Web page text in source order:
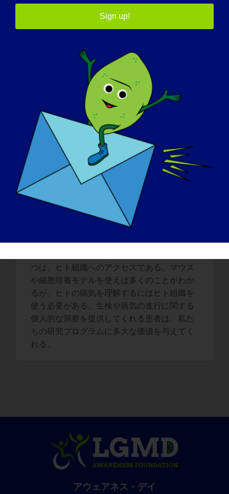
ッフは献身的で、1日12時間働き、私たちが
悩むことをやめることはめったにない。私た
ちは、私たちの研究に資金を提供してくれる
納税者やドナーのサポートに感謝している。
この分野で仕事を続けようと思うきっかけは
何ですか？
私はこだわりが強く、物事の仕組みを理解す
るまで休むことができません。このような病
気で苦しんでいる人たちが、仲間の患者をサ
ポートし、LGMDのコミュニティを団結させ
るために活動している姿に刺激を受けていま
す。
患者はどのようにあなたを励まし、あなたの
仕事を助けることができますか？
つは、ヒト組織へのアクセスである。マウス
や細胞培養モデルを使えば多くのことがわか
るが、ヒトの病気を理解するにはヒト組織を
使う必要がある。生検や病気の進行に関する
個人的な洞察を提供してくれる患者は、私た
ちの研究プログラムに多大な価値を与えてく
れる。
アウェアネス・デイ
Sign up!